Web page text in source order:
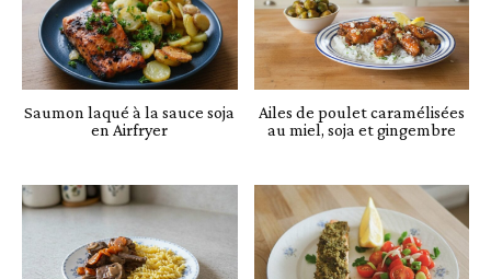
Saumon laqué à la sauce soja
en Airfryer
Ailes de poulet caramélisées
au miel, soja et gingembre